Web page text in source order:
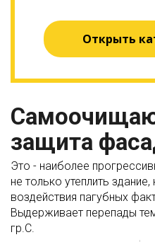
Открыть
защита
Это - наиболее
не только утеплить
воздействия пагубных
Выдерживает перепады
гр.С.